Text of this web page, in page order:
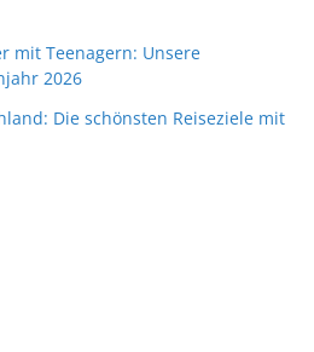
mit Teenagern: Unsere
2026
Die schönsten Reiseziele mit